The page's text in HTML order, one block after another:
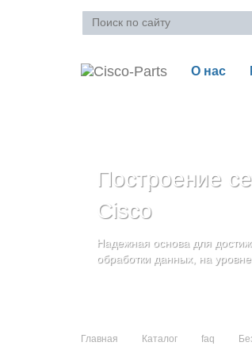
О нас
Построение
Cisco
Надежная основа для
обработки данных, на
Стоечные
и повышение адаптивности
Блейд-
и
Увеличьте
масштабируемой архитектуры
Главная Каталог faq